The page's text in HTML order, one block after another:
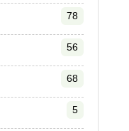
78
56
68
5